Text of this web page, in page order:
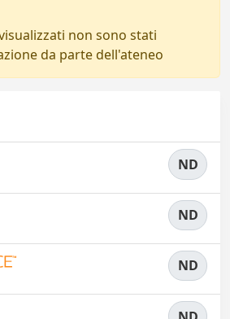
non sono stati
da parte dell'ateneo
ND
ND
ND